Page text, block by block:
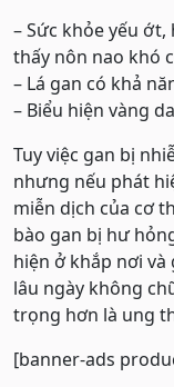
– Sức khỏe yếu
thấy nôn nao khó
– Lá gan có khả
– Biểu hiện vàng
Tuy việc gan bị
nhưng nếu phát
miễn dịch của cơ
bào gan bị hư
hiện ở khắp nơi và
lâu ngày không
trọng hơn là ung
[banner-ads